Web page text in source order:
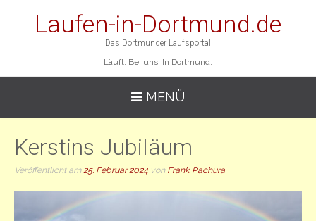
Laufen-in-Dortmund.de
Das Dortmunder Laufsportal
Läuft. Bei uns. In Dortmund.
MENÜ
Kerstins Jubiläum
Veröffentlicht am25. Februar 2024 von Frank Pachura